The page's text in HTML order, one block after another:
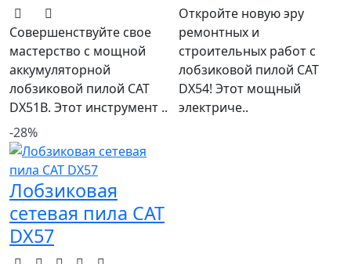
Совершенствуйте свое
мастерство с мощной
аккумуляторной
лобзиковой пилой CAT
DX51B. Этот инструмент ..
Откройте новую эру
ремонтных и
строительных работ с
лобзиковой пилой CAT
DX54! Этот мощный
электриче..
-28%
Лобзиковая
сетевая пила CAT
DX57